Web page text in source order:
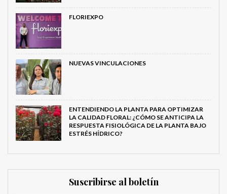
FLORIEXPO
NUEVAS VINCULACIONES
ENTENDIENDO LA PLANTA PARA OPTIMIZAR
LA CALIDAD FLORAL: ¿CÓMO SE ANTICIPA LA
RESPUESTA FISIOLÓGICA DE LA PLANTA BAJO
ESTRÉS HÍDRICO?
Suscribirse al boletín